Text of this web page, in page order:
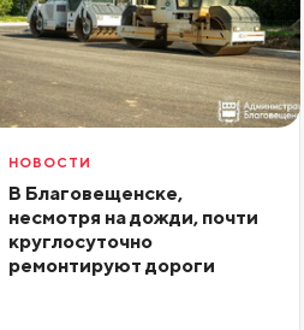
НОВОСТИ
В Благовещенске,
несмотря на дожди, почти
круглосуточно
ремонтируют дороги